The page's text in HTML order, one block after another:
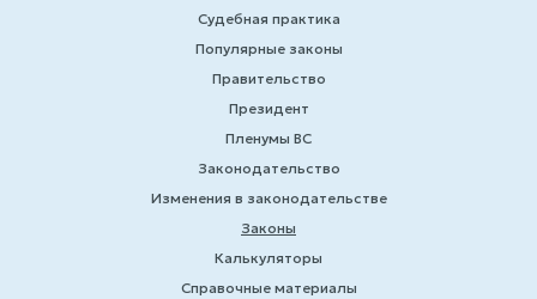
Судебная практика
Популярные законы
Правительство
Президент
Пленумы ВС
Законодательство
Изменения в законодательстве
Законы
Калькуляторы
Справочные материалы